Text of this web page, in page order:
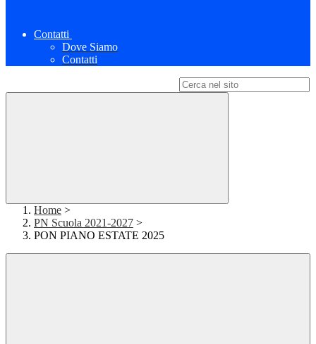
Contatti
Dove Siamo
Contatti
Home >
PN Scuola 2021-2027 >
PON PIANO ESTATE 2025